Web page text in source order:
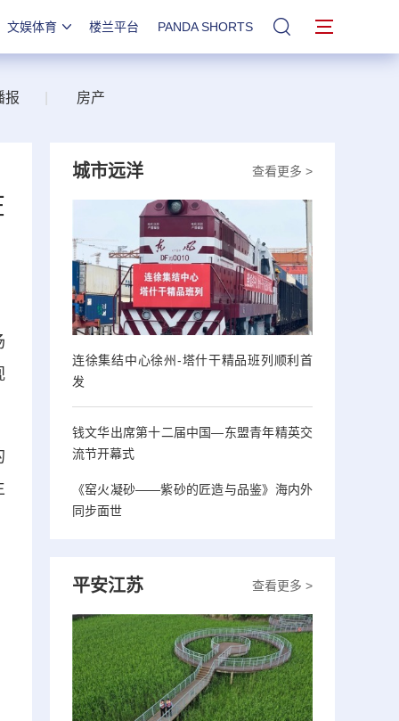
文娱体育 楼兰平台 PANDA SHORTS 站内搜索
报 房产
查看更多 >
城市远洋
连徐集结中心徐州-塔什干精品班列顺利首
发
钱文华出席第十二届中国—东盟青年精英交
流节开幕式
《窑火凝砂——紫砂的匠造与品鉴》海内外
同步面世
查看更多 >
平安江苏